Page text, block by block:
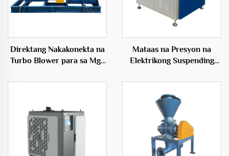
Direktang Nakakonekta na
Turbo Blower para sa Mga
Bultong Elektrikong Blower
Mataas na Presyon na
Elektrikong Suspending
Presyon na Materyales ng
Tanso